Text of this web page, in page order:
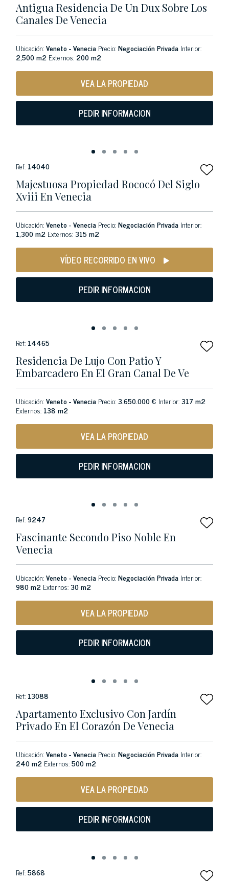
Antigua Residencia De Un Dux Sobre Los
Canales De Venecia
Ubicación:Veneto - Venecia Precio:Negociación Privada Interior:
2,500 m2 Externos: 200 m2
VEA LA PROPIEDAD
PEDIR INFORMACION
Ref: 14040
Majestuosa Propiedad Rococó Del Siglo
Xviii En Venecia
Ubicación:Veneto - Venecia Precio:Negociación Privada Interior:
1,300 m2 Externos:315 m2
VÍDEO RECORRIDO EN VIVO
PEDIR INFORMACION
Ref: 14465
Residencia De Lujo Con Patio Y
Embarcadero En El Gran Canal De Ve
Ubicación:Veneto - Venecia Precio:3.650.000 € Interior:317 m2
Externos: 138 m2
VEA LA PROPIEDAD
PEDIR INFORMACION
Ref:9247
Fascinante Secondo Piso Noble En
Venecia
Ubicación:Veneto - Venecia Precio:Negociación Privada Interior:
980 m2 Externos:30 m2
VEA LA PROPIEDAD
PEDIR INFORMACION
Ref: 13088
Apartamento Exclusivo Con Jardín
Privado En El Corazón De Venecia
Ubicación:Veneto - Venecia Precio:Negociación Privada Interior:
240 m2 Externos:500 m2
VEA LA PROPIEDAD
PEDIR INFORMACION
Ref:5868